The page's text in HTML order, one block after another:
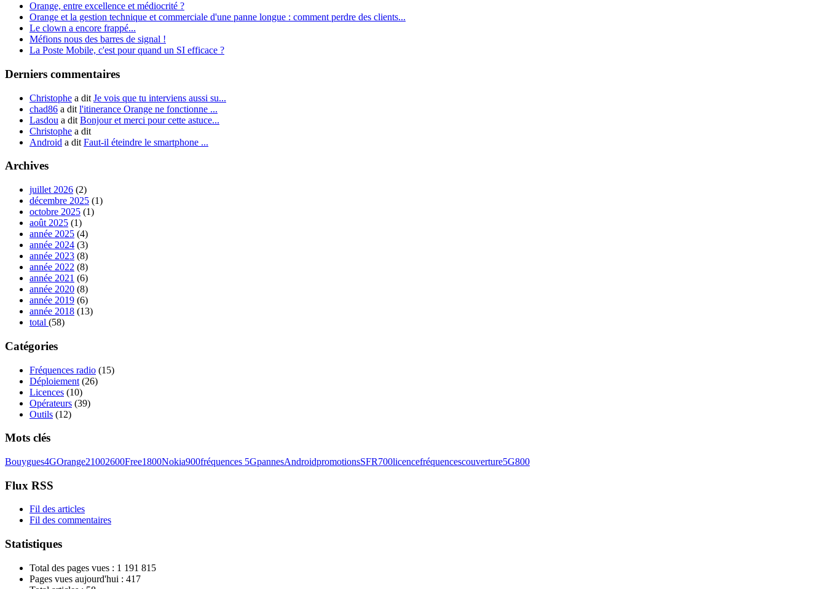
Orange, entre excellence et médiocrité ?
Orange et la gestion technique et commerciale d'une panne longue : comment perdre des clients...
Le clown a encore frappé...
Méfions nous des barres de signal !
La Poste Mobile, c'est pour quand un SI efficace ?
Derniers commentaires
Christophe a dit Je vois que tu interviens aussi su...
chad86 a dit l'itinerance Orange ne fonctionne ...
Lasdou a dit Bonjour et merci pour cette astuce...
Christophe a dit
Android a dit Faut-il éteindre le smartphone ...
Archives
juillet 2026 (2)
décembre 2025 (1)
octobre 2025 (1)
août 2025 (1)
année 2025 (4)
année 2024 (3)
année 2023 (8)
année 2022 (8)
année 2021 (6)
année 2020 (8)
année 2019 (6)
année 2018 (13)
total (58)
Catégories
Fréquences radio (15)
Déploiement (26)
Licences (10)
Opérateurs (39)
Outils (12)
Mots clés
Bouygues4GOrange21002600Free1800Nokia900fréquences 5GpannesAndroidpromotionsSFR700licencefréquencescouverture5G800
Flux RSS
Fil des articles
Fil des commentaires
Statistiques
Total des pages vues : 1 191 815
Pages vues aujourd'hui : 417